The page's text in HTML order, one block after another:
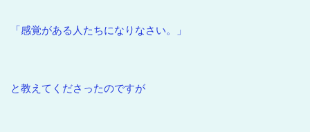
「感覚がある人たちになりなさい。」
と教えてくださったのですが